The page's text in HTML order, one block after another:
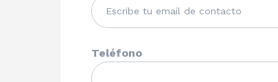
Teléfono